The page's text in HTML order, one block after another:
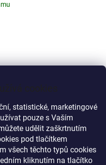
cookies
statistické, marketingové
pouze s Vaším
udělit zaškrtnutím
pod tlačítkem
všech těchto typů cookies
kliknutím na tlačítko